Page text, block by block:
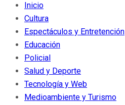
Inicio
Cultura
Espectáculos y Entretención
Educación
Policial
Salud y Deporte
Tecnología y Web
Medioambiente y Turismo